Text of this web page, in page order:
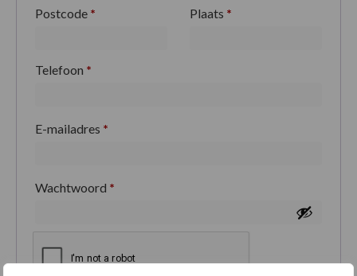
Postcode * Plaats *
Telefoon *
E-mailadres *
Wachtwoord *